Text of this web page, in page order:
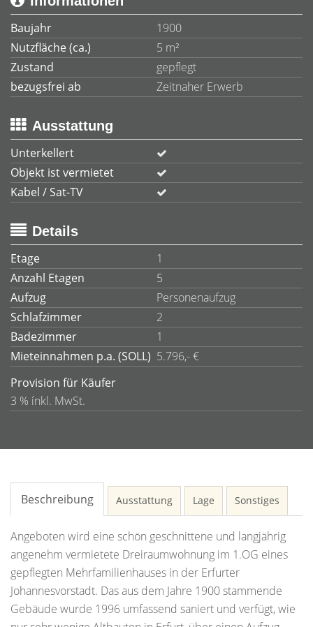
Baujahr
1900
Nutzfläche (ca.)
5 m²
Zustand
gepflegt
bezugsfrei ab
Zeitnaher Erwerb
Ausstattung
Unterkellert
Objekt ist vermietet
Kabel / Sat-TV
Details
Etage
1
Anzahl Etagen
5
Aufzug
Personenaufzug
Schlafzimmer
2
Badezimmer
1
Mieteinnahmen p.a. (SOLL) 5.796,- €
Provision für Käufer
3 % ínkl. MwSt.
Beschreibung Ausstattung Lage Sonstiges
Angeboten wird eine schön geschnittene und langjährig
angenehm vermietete Dreiraumwohnung im 1.OG eines
gepflegten Mehrfamilienhauses in der Erfurter
Johannesvorstadt. Das aus dem Jahre 1900 stammende
Gebäude wurde 1996 umfassend saniert und verfügt, wie